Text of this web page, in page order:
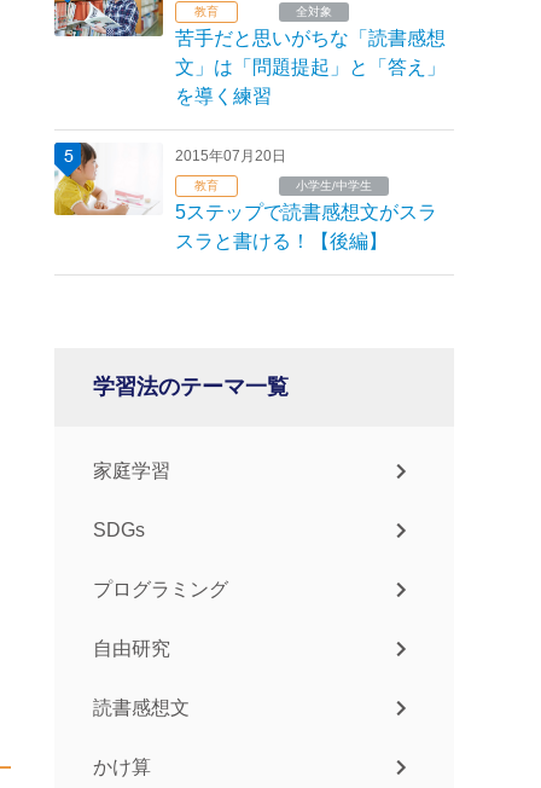
教育 全対象
苦手だと思いがちな「読書感想
文」は「問題提起」と「答え」
を導く練習
2015年07月20日
教育 小学生/中学生
5ステップで読書感想文がスラ
スラと書ける！【後編】
学習法のテーマ一覧
家庭学習
SDGs
プログラミング
自由研究
読書感想文
かけ算